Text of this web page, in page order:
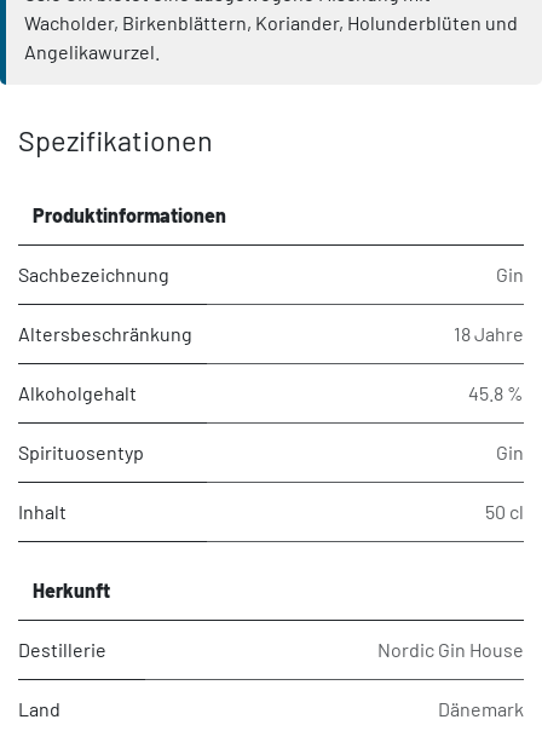
Wacholder, Birkenblättern, Koriander, Holunderblüten und
Angelikawurzel.
Spezifikationen
Produktinformationen
Sachbezeichnung Gin
Altersbeschränkung 18 Jahre
Alkoholgehalt 45.8 %
Spirituosentyp Gin
Inhalt 50 cl
Herkunft
Destillerie Nordic Gin House
Land Dänemark